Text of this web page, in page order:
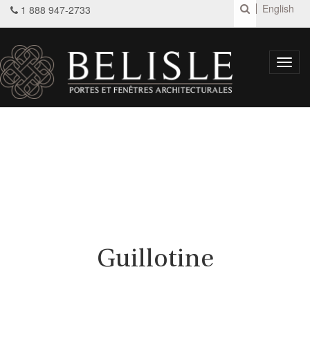
1 888 947-2733 English
Guillotine